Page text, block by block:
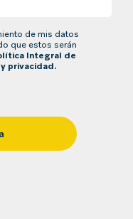
de mis datos
que estos serán
Integral de
privacidad.